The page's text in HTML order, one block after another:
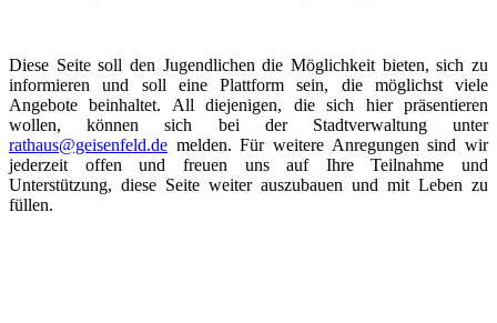
Diese Seite soll den Jugendlichen die Möglichkeit bieten, sich zu
informieren und soll eine Plattform sein, die möglichst viele
Angebote beinhaltet. All diejenigen, die sich hier präsentieren
wollen, können sich bei der Stadtverwaltung unter
rathaus@geisenfeld.de melden. Für weitere Anregungen sind wir
jederzeit offen und freuen uns auf Ihre Teilnahme und
Unterstützung, diese Seite weiter auszubauen und mit Leben zu
füllen.